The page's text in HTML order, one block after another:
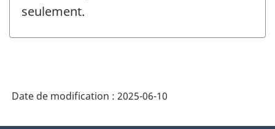
seulement.
Date de modification : 2025-06-10